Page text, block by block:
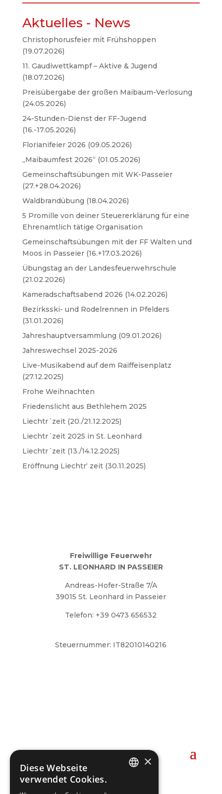
Aktuelles - News
Christophorusfeier mit Frühshoppen
(19.07.2026)
11. Gaudiwettkampf – Aktive & Jugend
(18.07.2026)
Preisübergabe der großen Maibaum-Verlosung
(24.05.2026)
24-Stunden-Dienst der FF-Jugend
(16.-17.05.2026)
Florianifeier 2026 (09.05.2026)
„Maibaumfest 2026“ (01.05.2026)
Gemeinschaftsübungen mit WK-Passeier
(27.+28.04.2026)
Waldbrandübung (18.04.2026)
5 Promille von deiner Steuererklärung für eine
Ehrenamtlich tätige Organisation
Gemeinschaftsübungen mit der FF Walten und
Moos in Passeier (16.+17.03.2026)
Übungstag an der Landesfeuerwehrschule
(21.02.2026)
Kameradschaftsabend 2026 (14.02.2026)
Bezirksski- und Rodelrennen in Pfelders
(31.01.2026)
Jahreshauptversammlung (09.01.2026)
Jahreswechsel 2025-2026
Live-Musikabend auf dem Raiffeisenplatz
(27.12.2025)
Frohe Weihnachten
Friedenslicht aus Bethlehem 2025
Liechtr´zeit (20./21.12.2025)
Liechtr´zeit 2025 in St. Leonhard
Liechtr´zeit (13./14.12.2025)
Eröffnung Liechtr‘ zeit (30.11.2025)
Freiwillige Feuerwehr
ST. LEONHARD IN PASSEIER
Andreas-Hofer-Straße 7/A
39015 St. Leonhard in Passeier
Telefon: +39 0473 656532
Steuernummer: IT82010140216
×
Diese Webseite
verwendet Cookies.